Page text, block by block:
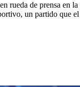
rueda de prensa en la
un partido que el